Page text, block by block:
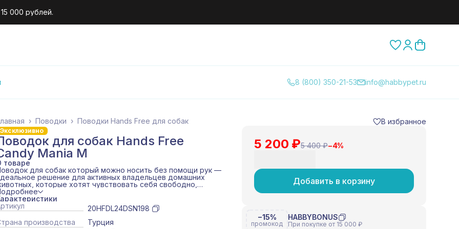
первый заказ.
8 (800) 350-21-53 info@habbypet.ru
Поводки Hands Free для собак
Поводки ›
›
Эксклюзивно
для собак Hands Free
Mania M
товаре
для собак который можно носить без помощи рук —
решение для активных владельцев домашних
которые хотят чувствовать себя свободно,
и стильно во время прогулок, пробежек или
своих питомцев. Этот поводок, который можно
на талии или на груди, позволяет двигаться без
рук, сохраняя полный контроль над питомцем.
для собак «Свободные руки» выпускается в
ассортименте привлекательных принтов и в
20HFDL24DSN198
производства
Турция
В избранное
5 200 ₽5 400 ₽−4%
Добавить в корзину
−15%
промокод
HABBYBONUS
При покупке от 15 000 ₽